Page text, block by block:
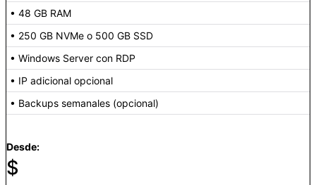
• 48 GB RAM
• 250 GB NVMe o 500 GB SSD
• Windows Server con RDP
• IP adicional opcional
• Backups semanales (opcional)
Desde:
$